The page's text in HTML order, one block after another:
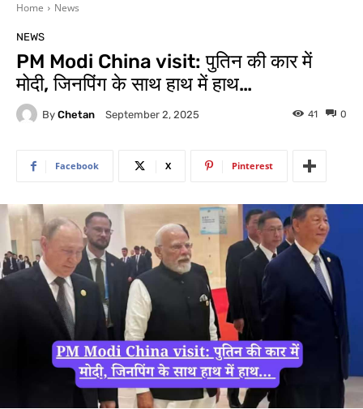
Home News
NEWS
PM Modi China visit: पुतिन की कार में
मोदी, जिनपिंग के साथ हाथ में हाथ…
By Chetan September 2, 2025 0
41
Facebook X Pinterest